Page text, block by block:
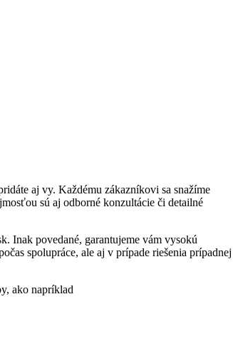
aj vy. Každému zákazníkovi sa snažíme
sú aj odborné konzultácie či detailné
Inak povedané, garantujeme vám vysokú
spolupráce, ale aj v prípade riešenia prípadnej
ako napríklad